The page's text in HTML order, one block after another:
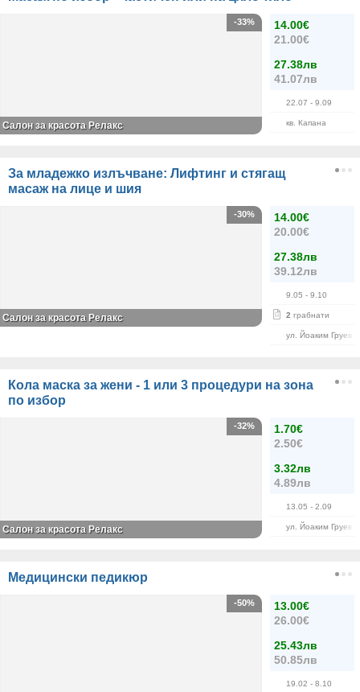
14.00€
21.00€
27.38лв
41.07лв
22.07 - 9.09
кв. Капана
-33%
Салон за красота Релакс
За младежко излъчване: Лифтинг и стягащ
масаж на лице и шия
14.00€
20.00€
27.38лв
39.12лв
9.05 - 9.10
2 грабнати
ул. Йоаким Груев
-30%
Салон за красота Релакс
Кола маска за жени - 1 или 3 процедури на зона
по избор
1.70€
2.50€
3.32лв
4.89лв
13.05 - 2.09
ул. Йоаким Груев
-32%
Салон за красота Релакс
Медицински педикюр
13.00€
26.00€
25.43лв
50.85лв
19.02 - 8.10
-50%